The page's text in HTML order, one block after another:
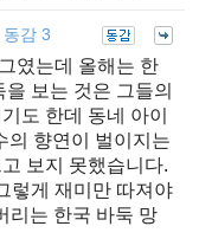
동감 3
였는데 올해는 한
보는 것은 그들의
도 한데 동네 아이
의 향연이 벌이지는
보지 못했습니다.
렇게 재미만 따져야
리는 한국 바둑 망